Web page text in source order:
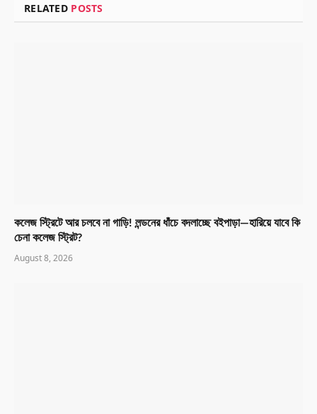
RELATED POSTS
কলেজ স্ট্রিটে আর চলবে না গাড়ি! লন্ডনের ধাঁচে বদলাচ্ছে বইপাড়া—হারিয়ে যাবে কি
চেনা কলেজ স্ট্রিট?
August 8, 2026